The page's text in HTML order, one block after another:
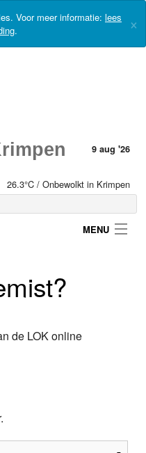
Voor meer informatie: lees
. ×
9 aug '26
26.3°C / Onbewolkt in Krimpen
MENU
de LOK online